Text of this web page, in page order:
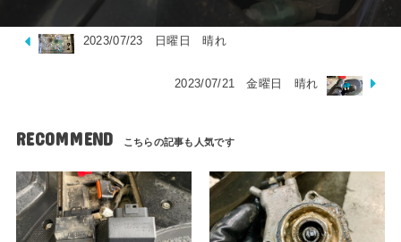
2023/07/23 日曜日 晴れ
2023/07/21 金曜日 晴れ
RECOMMEND